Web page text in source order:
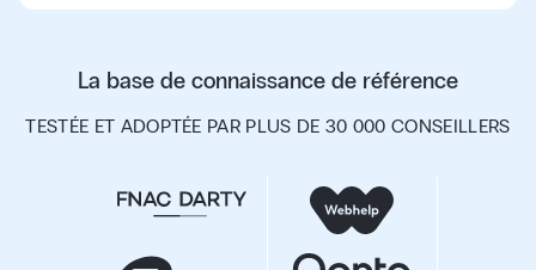
La base de connaissance de référence
TESTÉE ET ADOPTÉE PAR PLUS DE 30 000 CONSEILLERS